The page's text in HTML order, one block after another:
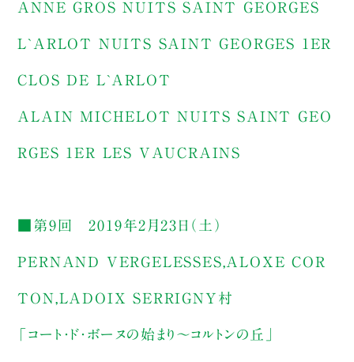
ANNE GROS NUITS SAINT GEORGES
L`ARLOT NUITS SAINT GEORGES 1ER
CLOS DE L`ARLOT
ALAIN MICHELOT NUITS SAINT GEO
RGES 1ER LES VAUCRAINS
■第9回 2019年2月23日（土）
PERNAND VERGELESSES,ALOXE COR
TON,LADOIX SERRIGNY村
「コート・ド・ボーヌの始まり～コルトンの丘」